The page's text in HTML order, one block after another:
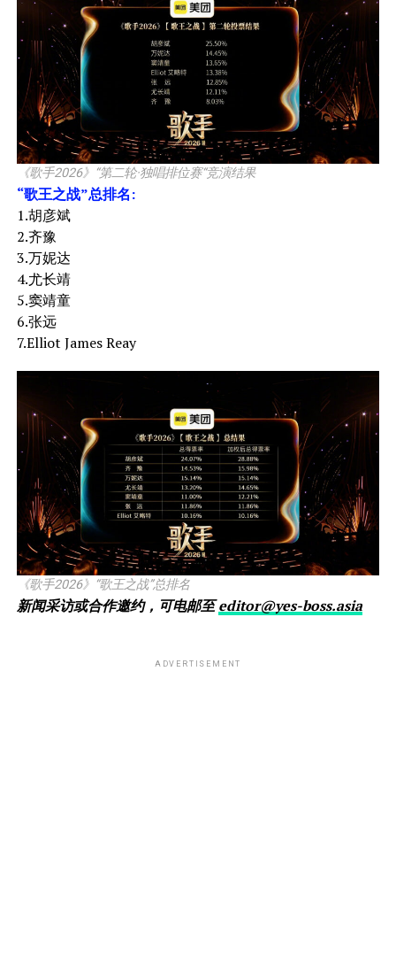
《歌手2026》“第二轮·独唱排位赛“竞演结果
“歌王之战”总排名:
1.胡彦斌
2.齐豫
3.万妮达
4.尤长靖
5.窦靖童
6.张远
7.Elliot James Reay
《歌手2026》“歌王之战”总排名
新闻采访或合作邀约，可电邮至editor@yes-boss.asia
ADVERTISEMENT